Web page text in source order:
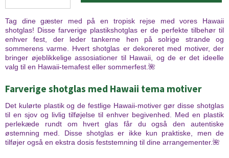
Tag dine gæster med på en tropisk rejse med vores Hawaii
shotglas! Disse farverige plastikshotglas er de perfekte tilbehør til
enhver fest, der leder tankerne hen på solrige strande og
sommerens varme. Hvert shotglas er dekoreret med motiver, der
bringer øjeblikkelige assosiationer til Hawaii, og de er det ideelle
valg til en Hawaii-temafest eller sommerfest.🌺
Farverige shotglas med Hawaii tema motiver
Det kulørte plastik og de festlige Hawaii-motiver gør disse shotglas
til en sjov og livlig tilføjelse til enhver begivenhed. Med en plastik
perlekæde rundt om hvert glas får du også den autentiske
østemning med. Disse shotglas er ikke kun praktiske, men de
tilføjer også en ekstra dosis feststemning til dine arrangementer.🌺